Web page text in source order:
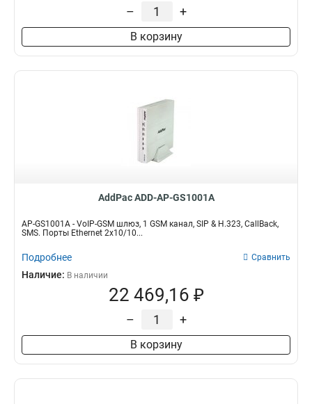
– +
В корзину
AddPac ADD-AP-GS1001A
AP-GS1001A - VoIP-GSM шлюз, 1 GSM канал, SIP & H.323, CallBack,
SMS. Порты Ethernet 2x10/10...
Подробнее Сравнить
Наличие: В наличии
22 469,16 ₽
– +
В корзину